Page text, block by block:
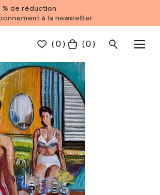
% de réduction
à la newsletter
(0 ) ( 0 )